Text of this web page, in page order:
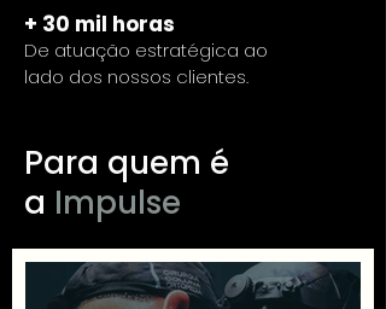
+ 30 mil horas
De atuação estratégica ao
lado dos nossos clientes.
Para quem é
a Impulse